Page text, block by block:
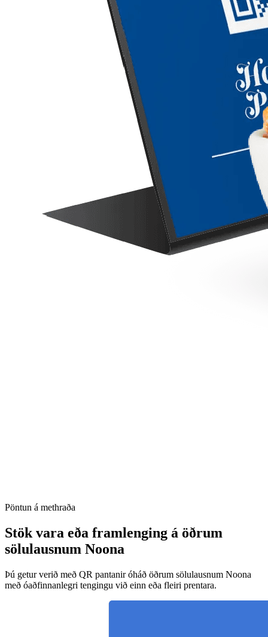
Pöntun á methraða
Stök vara eða framlenging á öðrum
sölulausnum Noona
Þú getur verið með QR pantanir óháð öðrum sölulausnum Noona
með óaðfinnanlegri tengingu við einn eða fleiri prentara.